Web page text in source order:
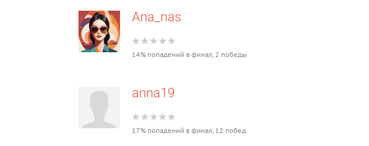
Ana_nas
14% попадений в финал, 2 победы
anna19
17% попадений в финал, 12 побед